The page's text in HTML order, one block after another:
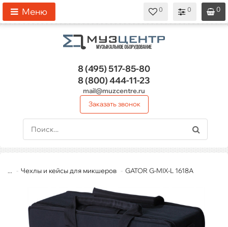
0
0
0
Меню
8 (495)517-85-80
8 (800)444-11-23
mail@muzcentre.ru
Заказать звонок
... Чехлы и кейсы для микшеров GATOR G-MIX-L 1618A